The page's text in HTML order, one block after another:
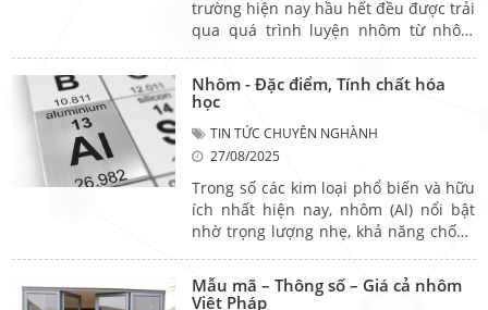
và một số ảnh hưởng liên quan đến
việc khai thác nhôm trong tự nhiên.
trường hiện nay hầu hết đều được trải
qua quá trình luyện nhôm từ nhôm
rất nhỏ trong quy trình luyện nhôm có
thể tạo ra vật liệu nhôm có tính chất
khác nhau, ứng dụng thực tế trong gia
công khác nhau.
Nhôm - Đặc điểm, Tính chất hóa
học
TIN TỨC CHUYÊN NGHÀNH
27/08/2025
Trong số các kim loại phổ biến và hữu
ích nhất hiện nay, nhôm (Al) nổi bật
nhờ trọng lượng nhẹ, khả năng chống
trong mọi lĩnh vực, từ công nghiệp, xây
dựng đến đời sống hàng ngày. Vậy
Mẫu mã – Thông số – Giá cả nhôm
Việt Pháp